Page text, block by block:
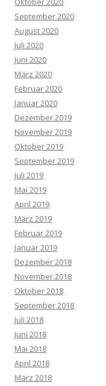
September 2020
August 2020
Juli 2020
Juni 2020
März 2020
Februar 2020
Januar 2020
Dezember 2019
November 2019
Oktober 2019
September 2019
Juli 2019
Mai 2019
April 2019
März 2019
Februar 2019
Januar 2019
Dezember 2018
November 2018
Oktober 2018
September 2018
Juli 2018
Juni 2018
Mai 2018
April 2018
März 2018